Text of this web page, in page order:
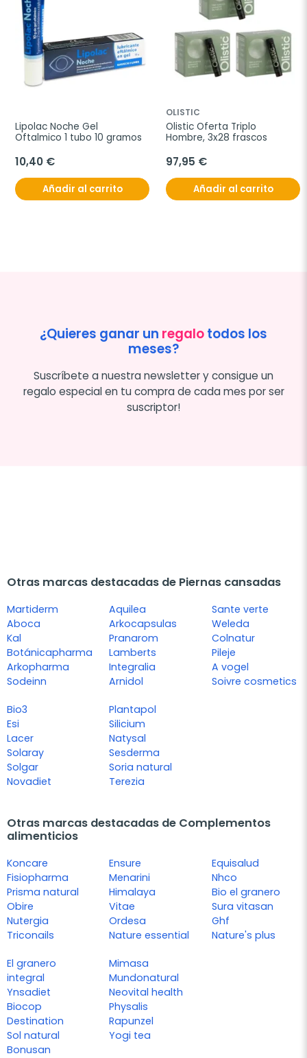
Lipolac Noche Gel
Oftalmico 1 tubo 10 gramos
10,40 €
Añadir al carrito
OLISTIC
Olistic Oferta Triplo
Hombre, 3x28 frascos
97,95 €
Añadir al carrito
¿Quieres ganar un regalotodos los
meses?
Suscríbete a nuestra newsletter y consigue un
regalo especial en tu compra de cada mes por ser
suscriptor!
Otras marcas destacadas de Piernas cansadas
Martiderm
Aboca
Kal
Botánicapharma
Arkopharma
Sodeinn
Aquilea
Arkocapsulas
Pranarom
Lamberts
Integralia
Arnidol
Sante verte
Weleda
Colnatur
Pileje
A vogel
Soivre cosmetics
Bio3
Esi
Lacer
Solaray
Solgar
Novadiet
Plantapol
Silicium
Natysal
Sesderma
Soria natural
Terezia
Otras marcas destacadas de Complementos
alimenticios
Koncare
Fisiopharma
Prisma natural
Obire
Nutergia
Triconails
Ensure
Menarini
Himalaya
Vitae
Ordesa
Nature essential
Equisalud
Nhco
Bio el granero
Sura vitasan
Ghf
Nature's plus
El granero
integral
Ynsadiet
Biocop
Destination
Sol natural
Bonusan
Mimasa
Mundonatural
Neovital health
Physalis
Rapunzel
Yogi tea